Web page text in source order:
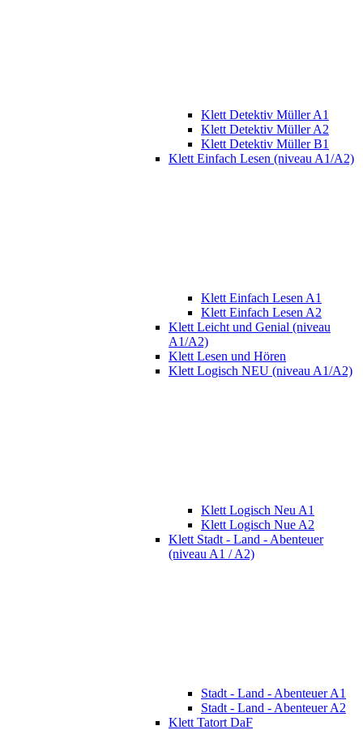
Klett Detektiv Müller A1
Klett Detektiv Müller A2
Klett Detektiv Müller B1
Klett Einfach Lesen (niveau A1/A2)
Klett Einfach Lesen A1
Klett Einfach Lesen A2
Klett Leicht und Genial (niveau
A1/A2)
Klett Lesen und Hören
Klett Logisch NEU (niveau A1/A2)
Klett Logisch Neu A1
Klett Logisch Nue A2
Klett Stadt - Land - Abenteuer
(niveau A1 / A2)
Stadt - Land - Abenteuer A1
Stadt - Land - Abenteuer A2
Klett Tatort DaF